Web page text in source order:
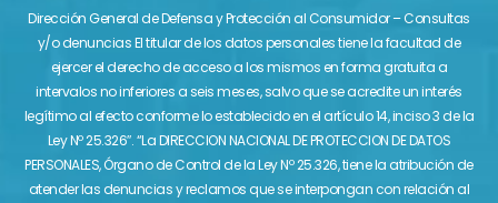
Dirección General de Defensa y Protección al Consumidor – Consultas
y/o denuncias El titular de los datos personales tiene la facultad de
ejercer el derecho de acceso a los mismos en forma gratuita a
intervalos no inferiores a seis meses, salvo que se acredite un interés
legítimo al efecto conforme lo establecido en el artículo 14, inciso 3 de la
Ley Nº 25.326″. “La DIRECCION NACIONAL DE PROTECCION DE DATOS
PERSONALES, Órgano de Control de la Ley Nº 25.326, tiene la atribución de
atender las denuncias y reclamos que se interpongan con relación al